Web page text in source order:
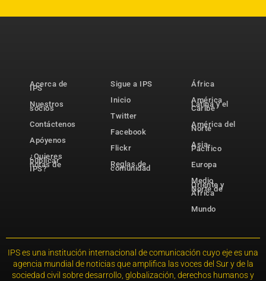
Acerca de
IPS
Nuestros
socios
Contáctenos
Apóyenos
¿Quieres
publicar
notas de
IPS?
Sigue a IPS
Inicio
Twitter
Facebook
Flickr
Reglas de
comunidad
África
América
Latina y el
Caribe
América del
Norte
Asia-
Pacífico
Europa
Medio
Oriente y
Norte de
África
Mundo
IPS es una institución internacional de comunicación cuyo eje es una
agencia mundial de noticias que amplifica las voces del Sur y de la
sociedad civil sobre desarrollo, globalización, derechos humanos y